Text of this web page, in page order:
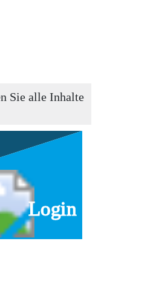
Sie alle Inhalte
Login